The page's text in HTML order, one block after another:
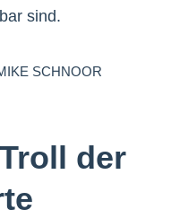
sind.
SCHNOOR
der